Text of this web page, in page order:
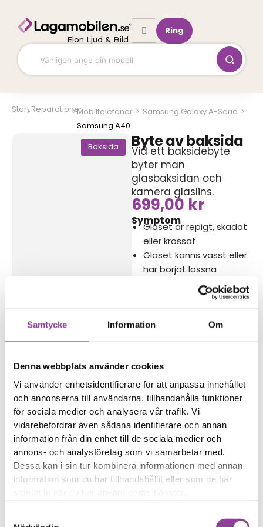
Samtycke Information Om
Denna webbplats använder cookies
Vi använder enhetsidentifierare för att anpassa innehållet
och annonserna till användarna, tillhandahålla funktioner
för sociala medier och analysera vår trafik. Vi
vidarebefordrar även sådana identifierare och annan
information från din enhet till de sociala medier och
annons- och analysföretag som vi samarbetar med.
Dessa kan i sin tur kombinera informationen med annan
information som du har tillhandahållit eller som de har
innehåll
Elon Ljud & Bild
Ring
Start ReparationerMobiltelefoner > Samsung Galaxy A-Serie >
Samsung A40
Baksida
Byte av baksida
Vid ett baksidebyte
byter man
glasbaksidan och
kamera glaslins.
699,00 kr
Symptom
Glaset är repigt, skadat
eller krossat
Glaset känns vasst eller
har börjat lossna
Trådlös laddning eller
NFC fungerar sämre
Reparations tid – Ca 60
Fler reparationer för samma
modell
Data Recovery599,00kr
Vattenskadebehandling499,00kr